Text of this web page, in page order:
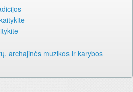
archajinės muzikos ir karybos